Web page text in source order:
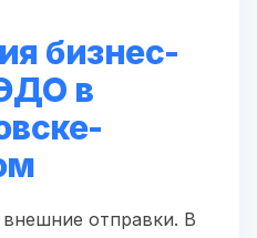
бизнес-
в
отправки. В